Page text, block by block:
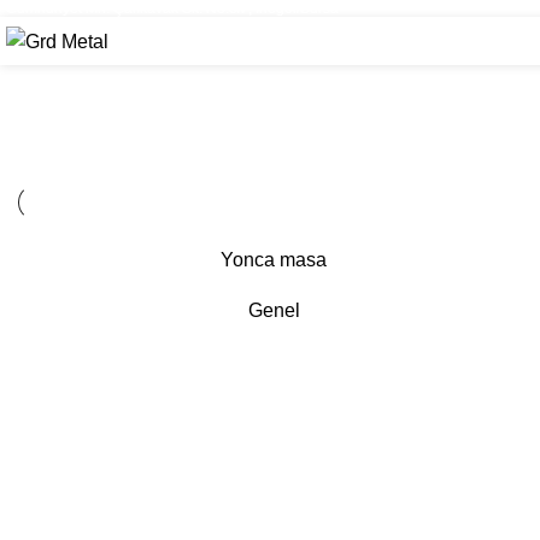
Yonca masa
Genel